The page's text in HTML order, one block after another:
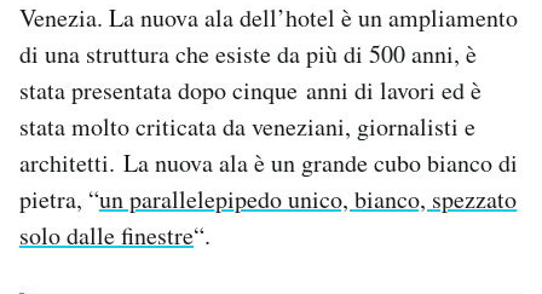
AREA PERSONALE
Area Personale
Newsletter
Notifiche mobile
Regala il Post
Hai bisogno di aiuto?
Venezia. La nuova ala dell’hotel è un ampliamento
di una struttura che esiste da più di 500 anni, è
stata presentata dopo cinque anni di lavori ed è
stata molto criticata da veneziani, giornalisti e
architetti. La nuova ala è un grande cubo bianco di
pietra, “un parallelepipedo unico, bianco, spezzato
solo dalle finestre“.